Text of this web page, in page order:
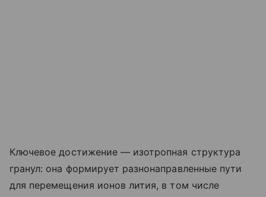
Ключевое достижение — изотропная структура
гранул: она формирует разнонаправленные пути
для перемещения ионов лития, в том числе